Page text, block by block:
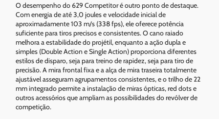
O desempenho do 629 Competitor é outro ponto de destaque.
Com energia de até 3,0 joules e velocidade inicial de
aproximadamente 103 m/s (338 fps), ele oferece potência
suficiente para tiros precisos e consistentes. O cano raiado
melhora a estabilidade do projétil, enquanto a ação dupla e
simples (Double Action e Single Action) proporciona diferentes
estilos de disparo, seja para treino de rapidez, seja para tiro de
precisão. A mira frontal fixa e a alça de mira traseira totalmente
ajustável asseguram agrupamentos consistentes, e o trilho de 22
mm integrado permite a instalação de miras ópticas, red dots e
outros acessórios que ampliam as possibilidades do revólver de
competição.